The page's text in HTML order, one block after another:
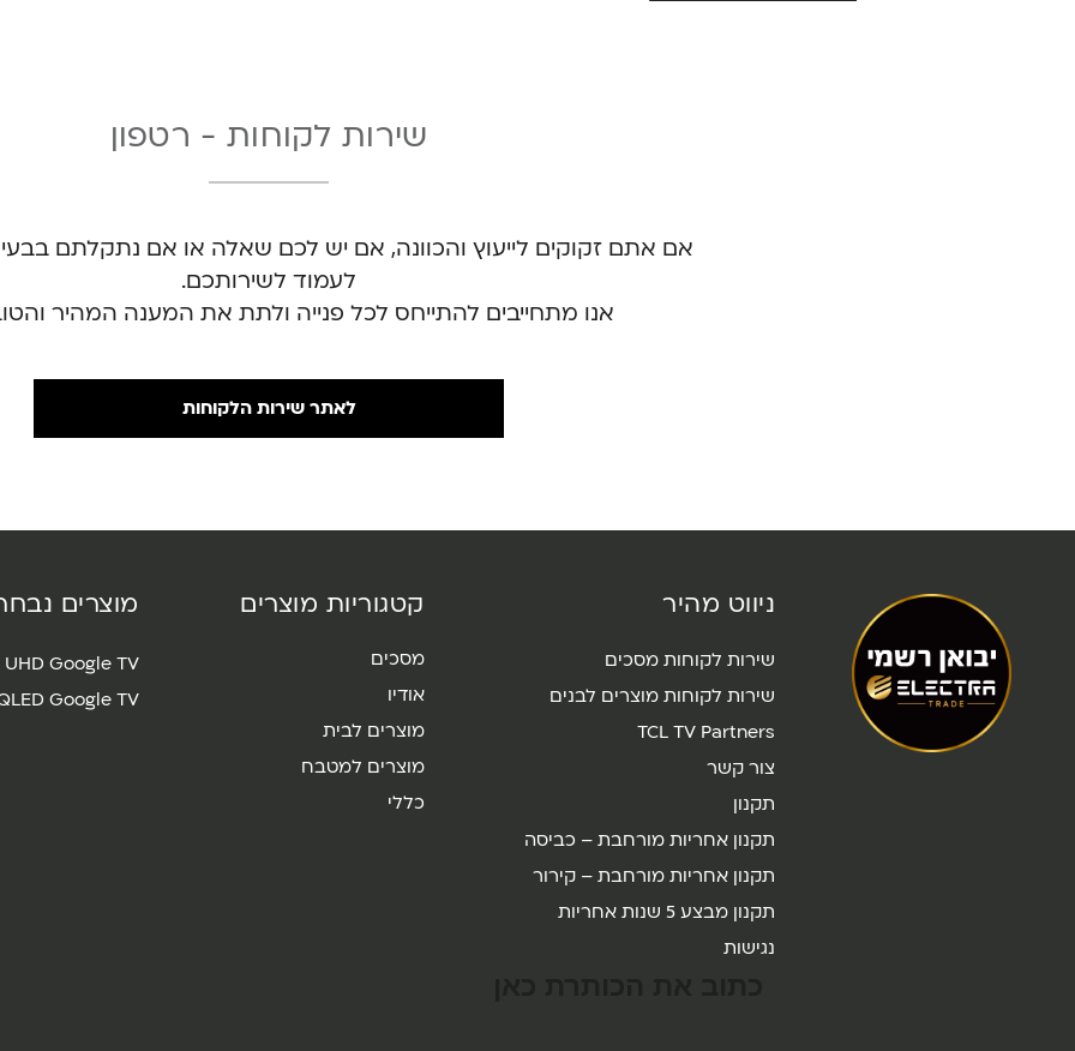
שירות לקוחות - רטפון
אם אתם זקוקים לייעוץ והכוונה, אם יש לכם שאלה או אם נתקלתם
לעמוד לשירותכם.
אנו מתחייבים להתייחס לכל פנייה ולתת את המענה המהיר
לאתר שירות הלקוחות
ניווט מהיר
שירות לקוחות מסכים
שירות לקוחות מוצרים לבנים
TCL TV Partners
צור קשר
תקנון
תקנון אחריות מורחבת – כביסה
תקנון אחריות מורחבת – קירור
תקנון מבצע 5 שנות אחריות
נגישות
קטגוריות מוצרים
מסכים
אודיו
מוצרים לבית
מוצרים למטבח
כללי
מוצרים
UHD Google TV
Google TV